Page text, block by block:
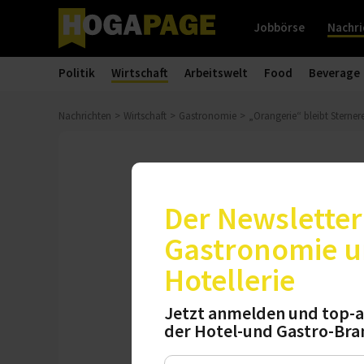
Jobbörse
Politik Wirtschaft Arbeitswelt Food Beverage
Nachrichten Wirtschaft Gastronomie „Orangerie“ bleibt
„Orangerie“
Zum Sage und
Tester des Guide
Sterne-Niveau
Donnerstag, 02.05.2024,
Der
Gastronomie
Hotellerie
Jetzt anmelden und top-
der Hotel-und Gastro-